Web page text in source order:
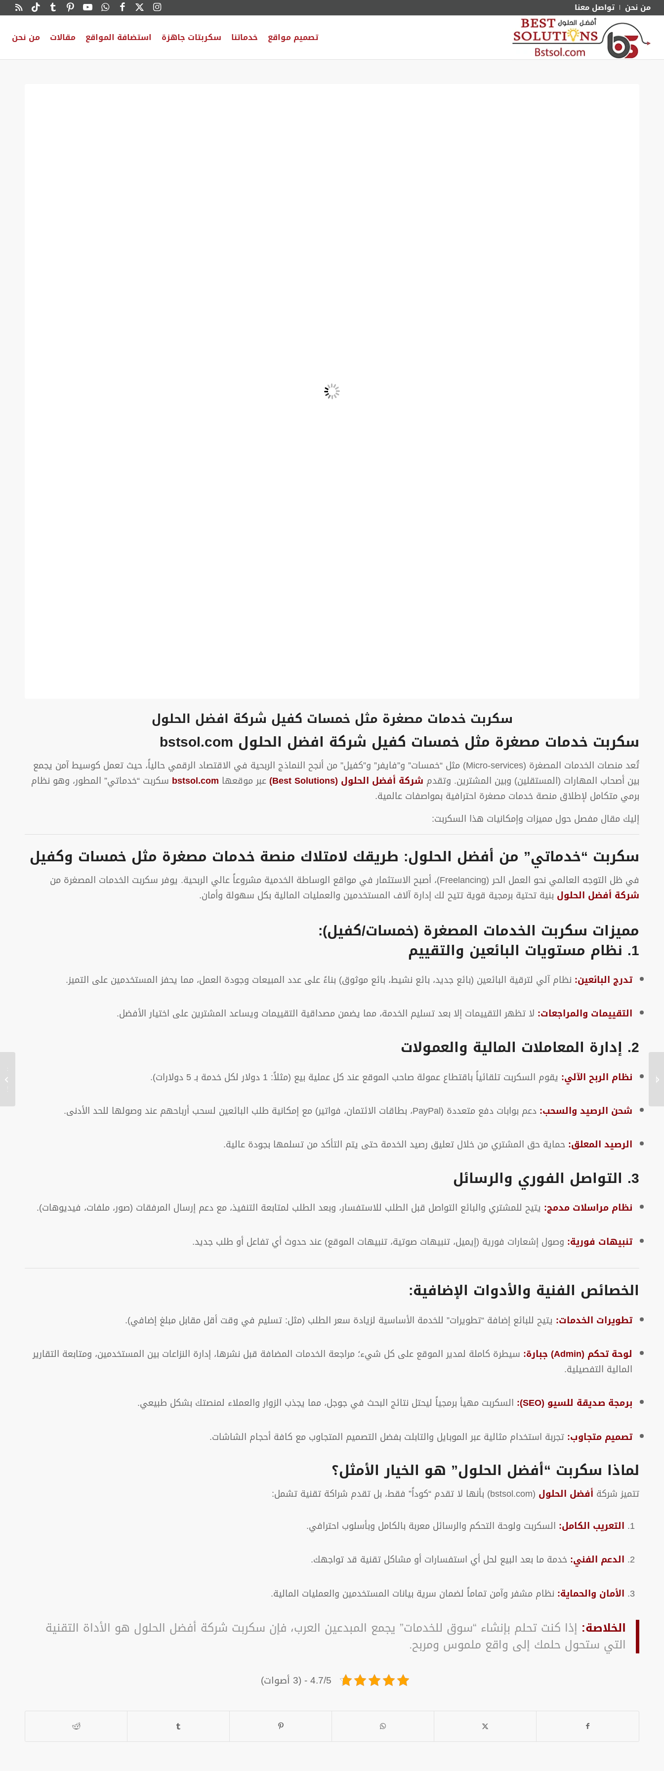
من نحن تواصل معنا
تصميم مواقع خدماتنا سكربتات جاهزة استضافة المواقع مقالات من نحن
سكربت خدمات مصغرة مثل خمسات كفيل شركة افضل الحلول
سكربت خدمات مصغرة مثل خمسات كفيل شركة افضل الحلول bstsol.com
تُعد منصات الخدمات المصغرة (Micro-services) مثل “خمسات” و”فايفر” و”كفيل” من أنجح النماذج الربحية في الاقتصاد الرقمي حالياً، حيث تعمل كوسيط آمن يجمع
بين أصحاب المهارات (المستقلين) وبين المشترين. وتقدم شركة أفضل الحلول (Best Solutions) عبر موقعها bstsol.com سكربت “خدماتي” المطور، وهو نظام
برمي متكامل لإطلاق منصة خدمات مصغرة احترافية بمواصفات عالمية.
إليك مقال مفصل حول مميزات وإمكانيات هذا السكربت:
سكربت “خدماتي” من أفضل الحلول: طريقك لامتلاك منصة خدمات مصغرة مثل خمسات وكفيل
في ظل التوجه العالمي نحو العمل الحر (Freelancing)، أصبح الاستثمار في مواقع الوساطة الخدمية مشروعاً عالي الربحية. يوفر سكربت الخدمات المصغرة من
شركة أفضل الحلول بنية تحتية برمجية قوية تتيح لك إدارة آلاف المستخدمين والعمليات المالية بكل سهولة وأمان.
مميزات سكربت الخدمات المصغرة (خمسات/كفيل):
1. نظام مستويات البائعين والتقييم
تدرج البائعين: نظام آلي لترقية البائعين (بائع جديد، بائع نشيط، بائع موثوق) بناءً على عدد المبيعات وجودة العمل، مما يحفز المستخدمين على التميز.
التقييمات والمراجعات: لا تظهر التقييمات إلا بعد تسليم الخدمة، مما يضمن مصداقية التقييمات ويساعد المشترين على اختيار الأفضل.
2. إدارة المعاملات المالية والعمولات
نظام الربح الآلي: يقوم السكربت تلقائياً باقتطاع عمولة صاحب الموقع عند كل عملية بيع (مثلاً: 1 دولار لكل خدمة بـ 5 دولارات).
شحن الرصيد والسحب: دعم بوابات دفع متعددة (PayPal، بطاقات الائتمان، فواتير) مع إمكانية طلب البائعين لسحب أرباحهم عند وصولها للحد الأدنى.
الرصيد المعلق: حماية حق المشتري من خلال تعليق رصيد الخدمة حتى يتم التأكد من تسلمها بجودة عالية.
3. التواصل الفوري والرسائل
نظام مراسلات مدمج: يتيح للمشتري والبائع التواصل قبل الطلب للاستفسار، وبعد الطلب لمتابعة التنفيذ، مع دعم إرسال المرفقات (صور، ملفات، فيديوهات).
تنبيهات فورية: وصول إشعارات فورية (إيميل، تنبيهات صوتية، تنبيهات الموقع) عند حدوث أي تفاعل أو طلب جديد.
الخصائص الفنية والأدوات الإضافية:
تطويرات الخدمات: يتيح للبائع إضافة “تطويرات” للخدمة الأساسية لزيادة سعر الطلب (مثل: تسليم في وقت أقل مقابل مبلغ إضافي).
لوحة تحكم (Admin) جبارة:
سيطرة كاملة لمدير الموقع على كل شيء؛ مراجعة الخدمات المضافة قبل نشرها، إدارة النزاعات بين المستخدمين، ومتابعة التقارير
المالية التفصيلية.
برمجة صديقة للسيو (SEO):
السكربت مهيأ برمجياً ليحتل نتائج البحث في جوجل، مما يجذب الزوار والعملاء لمنصتك بشكل طبيعي.
تصميم متجاوب: تجربة استخدام مثالية عبر الموبايل والتابلت بفضل التصميم المتجاوب مع كافة أحجام الشاشات.
لماذا سكربت “أفضل الحلول” هو الخيار الأمثل؟
تتميز شركة أفضل الحلول (bstsol.com) بأنها لا تقدم “كوداً” فقط، بل تقدم شراكة تقنية تشمل:
التعريب الكامل: السكربت ولوحة التحكم والرسائل معربة بالكامل وبأسلوب احترافي.
الدعم الفني: خدمة ما بعد البيع لحل أي استفسارات أو مشاكل تقنية قد تواجهك.
الأمان والحماية: نظام مشفر وآمن تماماً لضمان سرية بيانات المستخدمين والعمليات المالية.
الخلاصة: إذا كنت تحلم بإنشاء “سوق للخدمات” يجمع المبدعين العرب، فإن سكربت شركة أفضل الحلول هو الأداة التقنية
التي ستحول حلمك إلى واقع ملموس ومربح.
4.7/5 - (3 أصوات)
سيارات شركة افضل